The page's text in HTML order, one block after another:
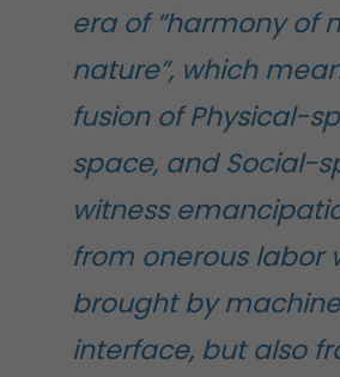
era of “harmony of
nature”, which
fusion of Physical-
space, and Social-
witness
from onerous labor
brought by
interface, but also